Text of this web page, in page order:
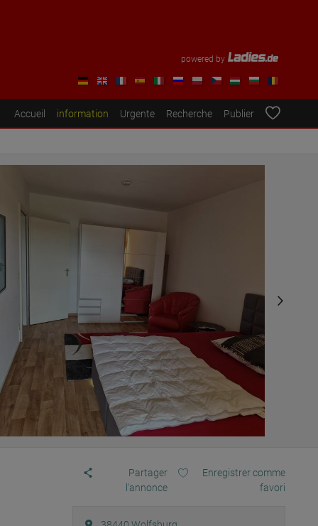
powered by
Accueil information Urgente Recherche Publier
Partager
l'annonce
Enregistrer comme
favori